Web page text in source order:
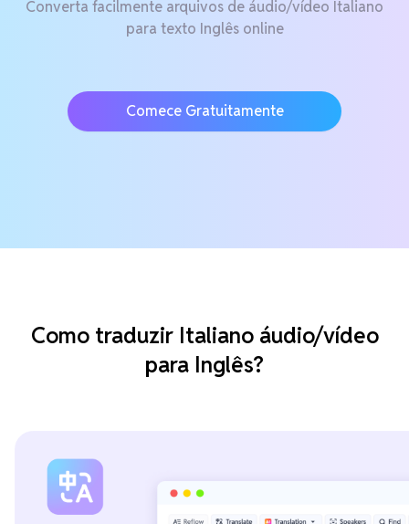
Converta facilmente arquivos de áudio/vídeo Italiano
para texto Inglês online
Comece Gratuitamente
Como traduzir Italiano áudio/vídeo
para Inglês?